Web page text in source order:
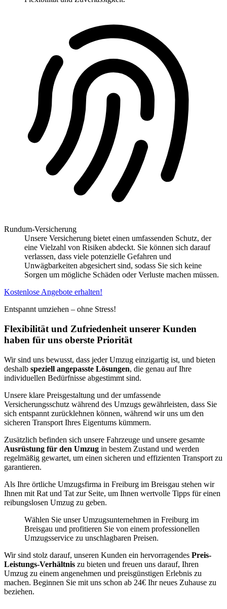
Rundum-Versicherung
Unsere Versicherung bietet einen umfassenden Schutz, der
eine Vielzahl von Risiken abdeckt. Sie können sich darauf
verlassen, dass viele potenzielle Gefahren und
Unwägbarkeiten abgesichert sind, sodass Sie sich keine
Sorgen um mögliche Schäden oder Verluste machen müssen.
Kostenlose Angebote erhalten!
Entspannt umziehen – ohne Stress!
Flexibilität und Zufriedenheit unserer Kunden
haben für uns oberste Priorität
Wir sind uns bewusst, dass jeder Umzug einzigartig ist, und bieten
deshalb speziell angepasste Lösungen, die genau auf Ihre
individuellen Bedürfnisse abgestimmt sind.
Unsere klare Preisgestaltung und der umfassende
Versicherungsschutz während des Umzugs gewährleisten, dass Sie
sich entspannt zurücklehnen können, während wir uns um den
sicheren Transport Ihres Eigentums kümmern.
Zusätzlich befinden sich unsere Fahrzeuge und unsere gesamte
Ausrüstung für den Umzug in bestem Zustand und werden
regelmäßig gewartet, um einen sicheren und effizienten Transport zu
garantieren.
Als Ihre örtliche Umzugsfirma in Freiburg im Breisgau stehen wir
Ihnen mit Rat und Tat zur Seite, um Ihnen wertvolle Tipps für einen
reibungslosen Umzug zu geben.
Wählen Sie unser Umzugsunternehmen in Freiburg im
Breisgau und profitieren Sie von einem professionellen
Umzugsservice zu unschlagbaren Preisen.
Wir sind stolz darauf, unseren Kunden ein hervorragendes Preis-
Leistungs-Verhältnis zu bieten und freuen uns darauf, Ihren
Umzug zu einem angenehmen und preisgünstigen Erlebnis zu
machen. Beginnen Sie mit uns schon ab 24€ Ihr neues Zuhause zu
beziehen.